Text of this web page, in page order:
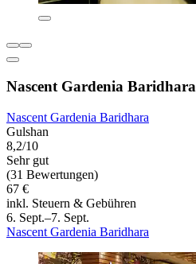
Nascent Gardenia Baridhara
Nascent Gardenia Baridhara
Gulshan
8,2/10
Sehr gut
(31 Bewertungen)
67 €
inkl. Steuern & Gebühren
6. Sept.–7. Sept.
Nascent Gardenia Baridhara